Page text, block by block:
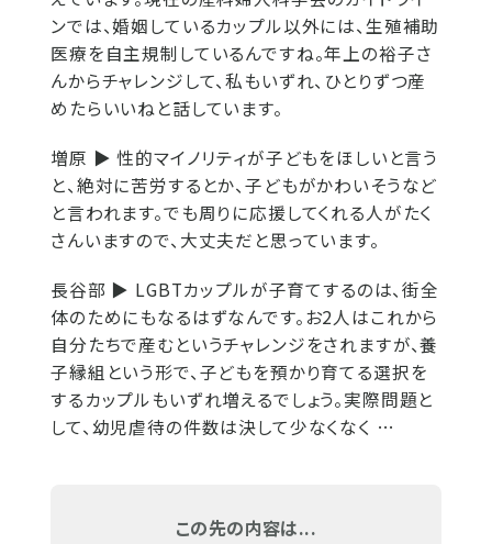
ンでは、婚姻しているカップル以外には、生殖補助
医療を自主規制しているんですね。年上の裕子さ
んからチャレンジして、私もいずれ、ひとりずつ産
めたらいいねと話しています。
増原 ▶性的マイノリティが子どもをほしいと言う
と、絶対に苦労するとか、子どもがかわいそうなど
と言われます。でも周りに応援してくれる人がたく
さんいますので、大丈夫だと思っています。
長谷部 ▶ LGBTカップルが子育てするのは、街全
体のためにもなるはずなんです。お2人はこれから
自分たちで産むというチャレンジをされますが、養
子縁組という形で、子どもを預かり育てる選択を
するカップルもいずれ増えるでしょう。実際問題と
して、幼児虐待の件数は決して少なくなく …
この先の内容は...